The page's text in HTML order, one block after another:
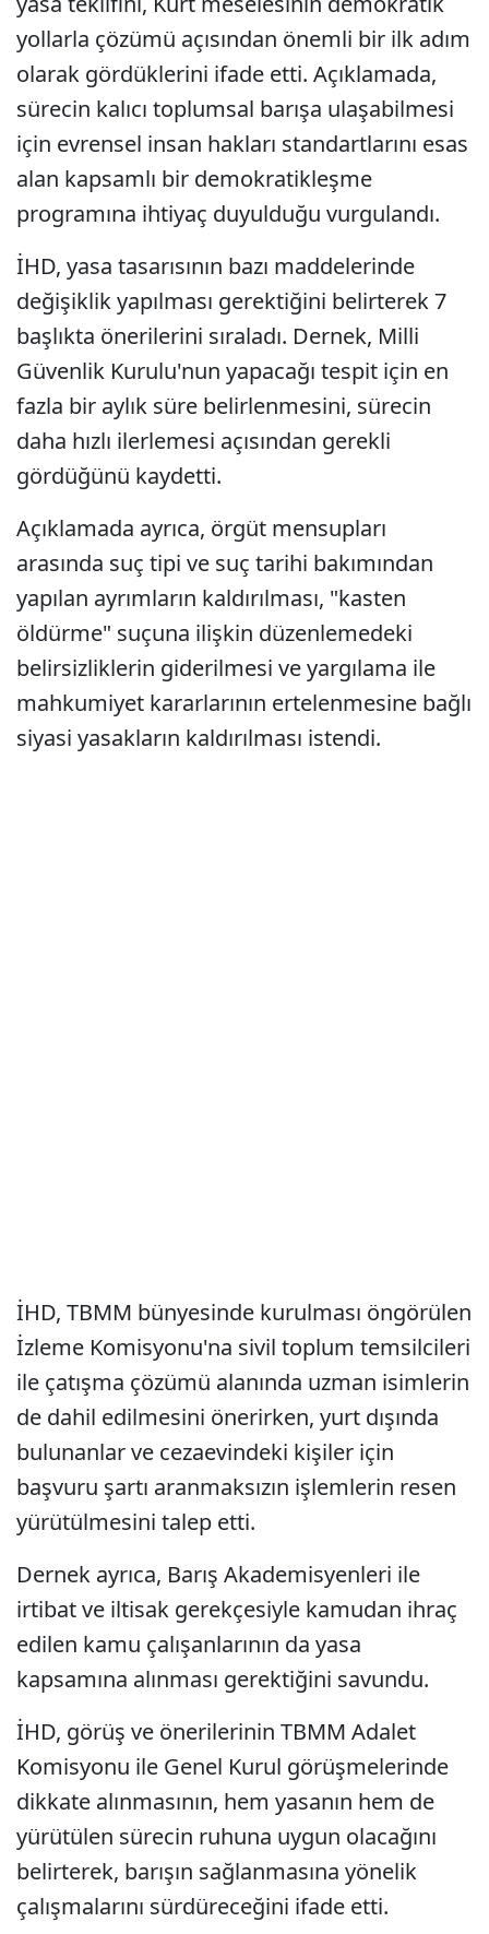
yollarla çözümü açısından önemli bir ilk adım
olarak gördüklerini ifade etti. Açıklamada,
sürecin kalıcı toplumsal barışa ulaşabilmesi
için evrensel insan hakları standartlarını esas
alan kapsamlı bir demokratikleşme
programına ihtiyaç duyulduğu vurgulandı.
İHD, yasa tasarısının bazı maddelerinde
değişiklik yapılması gerektiğini belirterek 7
başlıkta önerilerini sıraladı. Dernek, Milli
Güvenlik Kurulu'nun yapacağı tespit için en
fazla bir aylık süre belirlenmesini, sürecin
daha hızlı ilerlemesi açısından gerekli
gördüğünü kaydetti.
Açıklamada ayrıca, örgüt mensupları
arasında suç tipi ve suç tarihi bakımından
yapılan ayrımların kaldırılması, "kasten
öldürme" suçuna ilişkin düzenlemedeki
belirsizliklerin giderilmesi ve yargılama ile
mahkumiyet kararlarının ertelenmesine bağlı
siyasi yasakların kaldırılması istendi.
İHD, TBMM bünyesinde kurulması öngörülen
İzleme Komisyonu'na sivil toplum temsilcileri
ile çatışma çözümü alanında uzman isimlerin
de dahil edilmesini önerirken, yurt dışında
bulunanlar ve cezaevindeki kişiler için
başvuru şartı aranmaksızın işlemlerin resen
yürütülmesini talep etti.
Dernek ayrıca, Barış Akademisyenleri ile
irtibat ve iltisak gerekçesiyle kamudan ihraç
edilen kamu çalışanlarının da yasa
kapsamına alınması gerektiğini savundu.
İHD, görüş ve önerilerinin TBMM Adalet
Komisyonu ile Genel Kurul görüşmelerinde
dikkate alınmasının, hem yasanın hem de
yürütülen sürecin ruhuna uygun olacağını
belirterek, barışın sağlanmasına yönelik
çalışmalarını sürdüreceğini ifade etti.